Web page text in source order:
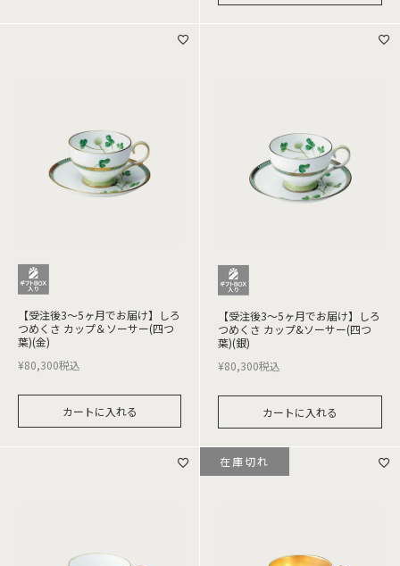
【受注後3～5ヶ月でお届け】しろ
つめくさ カップ＆ソーサー(四つ
葉)(金)
¥80,300税込
カートに入れる
【受注後3～5ヶ月でお届け】しろ
つめくさ カップ&ソーサー(四つ
葉)(銀)
¥80,300税込
カートに入れる
在庫切れ